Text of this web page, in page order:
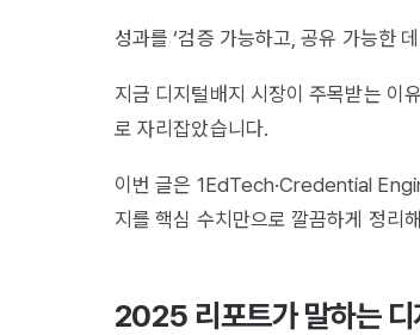
성과를 ‘검증 가능하고, 공유 가능한
지금 디지털배지 시장이 주목받는 이
로 자리잡았습니다.
이번 글은 1EdTech·Credential
지를 핵심 수치만으로 깔끔하게 정리
2025 리포트가 말하는 디